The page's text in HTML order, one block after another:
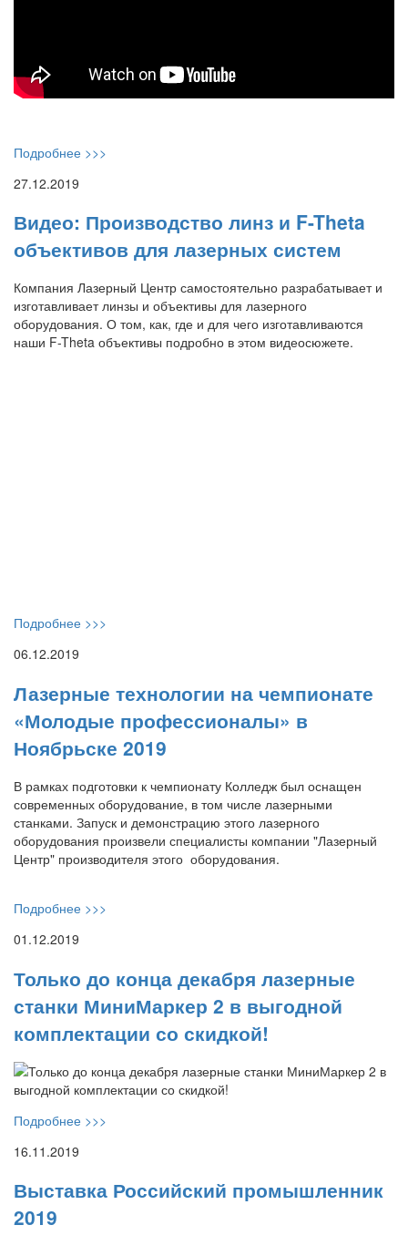
Подробнее >>>
27.12.2019
Видео: Производство линз и F-Theta
объективов для лазерных систем
Компания Лазерный Центр самостоятельно разрабатывает и
изготавливает линзы и объективы для лазерного
оборудования. О том, как, где и для чего изготавливаются
наши F-Theta объективы подробно в этом видеосюжете.
Подробнее >>>
06.12.2019
Лазерные технологии на чемпионате
«Молодые профессионалы» в
Ноябрьске 2019
В рамках подготовки к чемпионату Колледж был оснащен
современных оборудование, в том числе лазерными
станками. Запуск и демонстрацию этого лазерного
оборудования произвели специалисты компании "Лазерный
Центр" производителя этого оборудования.
Подробнее >>>
01.12.2019
Только до конца декабря лазерные
станки МиниМаркер 2 в выгодной
комплектации со скидкой!
Подробнее >>>
16.11.2019
Выставка Российский промышленник
2019